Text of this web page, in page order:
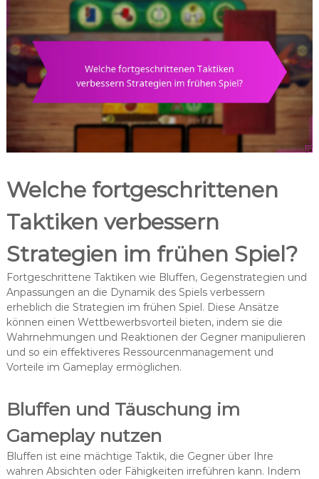
Welche fortgeschrittenen
Taktiken verbessern
Strategien im frühen Spiel?
Fortgeschrittene Taktiken wie Bluffen, Gegenstrategien und
Anpassungen an die Dynamik des Spiels verbessern
erheblich die Strategien im frühen Spiel. Diese Ansätze
können einen Wettbewerbsvorteil bieten, indem sie die
Wahrnehmungen und Reaktionen der Gegner manipulieren
und so ein effektiveres Ressourcenmanagement und
Vorteile im Gameplay ermöglichen.
Bluffen und Täuschung im
Gameplay nutzen
Bluffen ist eine mächtige Taktik, die Gegner über Ihre
wahren Absichten oder Fähigkeiten irreführen kann. Indem